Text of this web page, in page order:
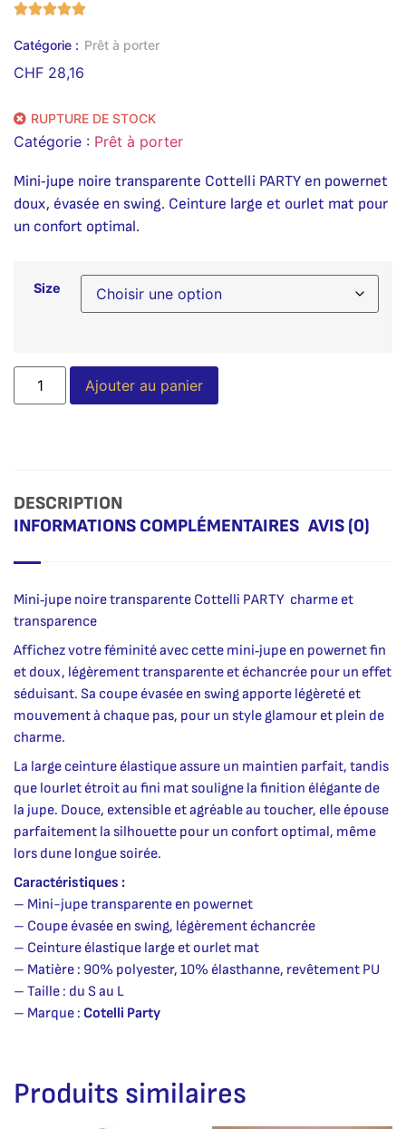
Catégorie : Prêt à porter
CHF 28,16
RUPTURE DE STOCK
Catégorie : Prêt à porter
Mini‑jupe noire transparente Cottelli PARTY en powernet
doux, évasée en swing. Ceinture large et ourlet mat pour
un confort optimal.
Size
Ajouter au panier
DESCRIPTION
INFORMATIONS COMPLÉMENTAIRES AVIS (0)
Mini‑jupe noire transparente Cottelli PARTY  charme et
transparence
Affichez votre féminité avec cette mini‑jupe en powernet fin
et doux, légèrement transparente et échancrée pour un effet
séduisant. Sa coupe évasée en swing apporte légèreté et
mouvement à chaque pas, pour un style glamour et plein de
charme.
La large ceinture élastique assure un maintien parfait, tandis
que lourlet étroit au fini mat souligne la finition élégante de
la jupe. Douce, extensible et agréable au toucher, elle épouse
parfaitement la silhouette pour un confort optimal, même
lors dune longue soirée.
Caractéristiques :
– Mini-jupe transparente en powernet
– Coupe évasée en swing, légèrement échancrée
– Ceinture élastique large et ourlet mat
– Matière : 90% polyester, 10% élasthanne, revêtement PU
– Taille : du S au L
– Marque : Cotelli Party
Produits similaires